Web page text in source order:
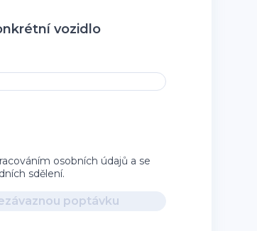
vozidlo
osobních údajů a se
sdělení.
poptávku